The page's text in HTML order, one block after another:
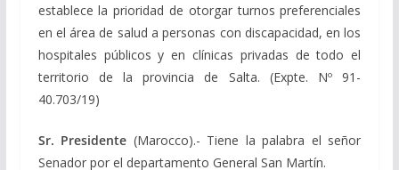
establece la prioridad de otorgar turnos preferenciales
en el área de salud a personas con discapacidad, en los
hospitales públicos y en clínicas privadas de todo el
territorio de la provincia de Salta. (Expte. Nº 91-
40.703/19)
Sr. Presidente (Marocco).- Tiene la palabra el señor
Senador por el departamento General San Martín.